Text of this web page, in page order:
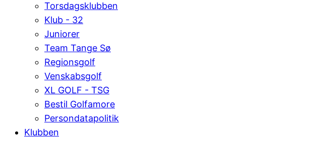
Torsdagsklubben
Klub - 32
Juniorer
Team Tange Sø
Regionsgolf
Venskabsgolf
XL GOLF - TSG
Bestil Golfamore
Persondatapolitik
Klubben